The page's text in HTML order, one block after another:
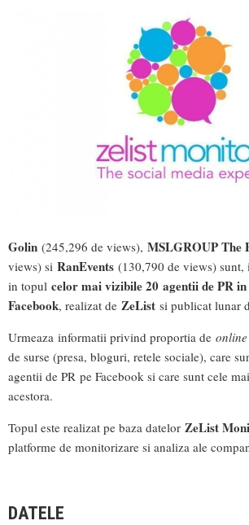
Golin (245,296 de views), MSLGROUP The
views) si RanEvents (130,790 de views)
in topul celor mai vizibile 20 agentii de PR in
Facebook, realizat de ZeList si publicat lunar
Urmeaza informatii privind proportia de
de surse (presa, bloguri, retele sociale), care
agentii de PR pe Facebook si care sunt cele
acestora.
Topul este realizat pe baza datelor ZeList
platforme de monitorizare si analiza ale
DATELE